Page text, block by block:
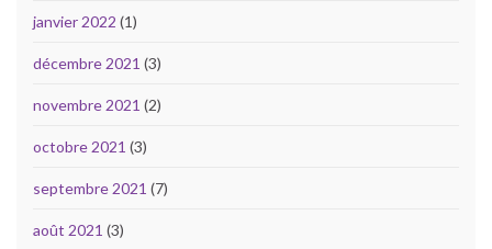
janvier 2022 (1)
décembre 2021 (3)
novembre 2021 (2)
octobre 2021 (3)
septembre 2021 (7)
août 2021 (3)